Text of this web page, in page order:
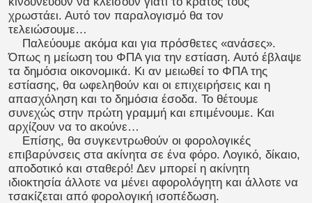
χρωστάει. Αυτό τον παραλογισμό θα τον
τελειώσουμε…
Παλεύουμε ακόμα και για πρόσθετες «ανάσες».
Όπως η μείωση του ΦΠΑ για την εστίαση. Αυτό έβλαψε
τα δημόσια οικονομικά. Κι αν μειωθεί το ΦΠΑ της
εστίασης, θα ωφεληθούν και οι επιχειρήσεις και η
απασχόληση και το δημόσια έσοδα. Το θέτουμε
συνεχώς στην πρώτη γραμμή και επιμένουμε. Και
αρχίζουν να το ακούνε…
Επίσης, θα συγκεντρωθούν οι φορολογικές
επιβαρύνσεις στα ακίνητα σε ένα φόρο. Λογικό, δίκαιο,
αποδοτικό και σταθερό! Δεν μπορεί η ακίνητη
ιδιοκτησία άλλοτε να μένει αφορολόγητη και άλλοτε να
τσακίζεται από φορολογική ισοπέδωση.